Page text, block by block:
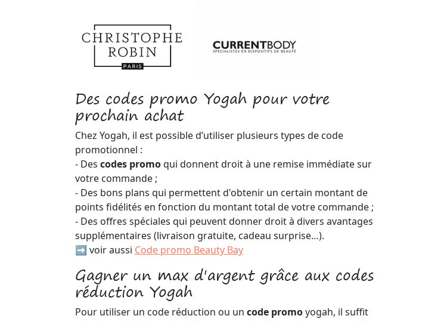
Des codes promo Yogah pour votre
prochain achat
Chez Yogah, il est possible d’utiliser plusieurs types de code
promotionnel :
- Des codes promoqui donnent droit à une remise immédiate sur
votre commande ;
- Des bons plans qui permettent d'obtenir un certain montant de
points fidélités en fonction du montant total de votre commande ;
- Des offres spéciales qui peuvent donner droit à divers avantages
supplémentaires (livraison gratuite, cadeau surprise…).
➡️ voir aussi Code promo Beauty Bay
Gagner un max d'argent grâce aux codes
réduction Yogah
Pour utiliser un code réduction ou un code promoyogah, il suffit